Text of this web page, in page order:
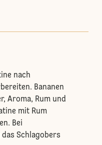
nach
Bananen
Aroma, Rum und
mit Rum
Bei
Schlagobers